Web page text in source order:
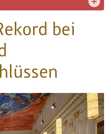
bei